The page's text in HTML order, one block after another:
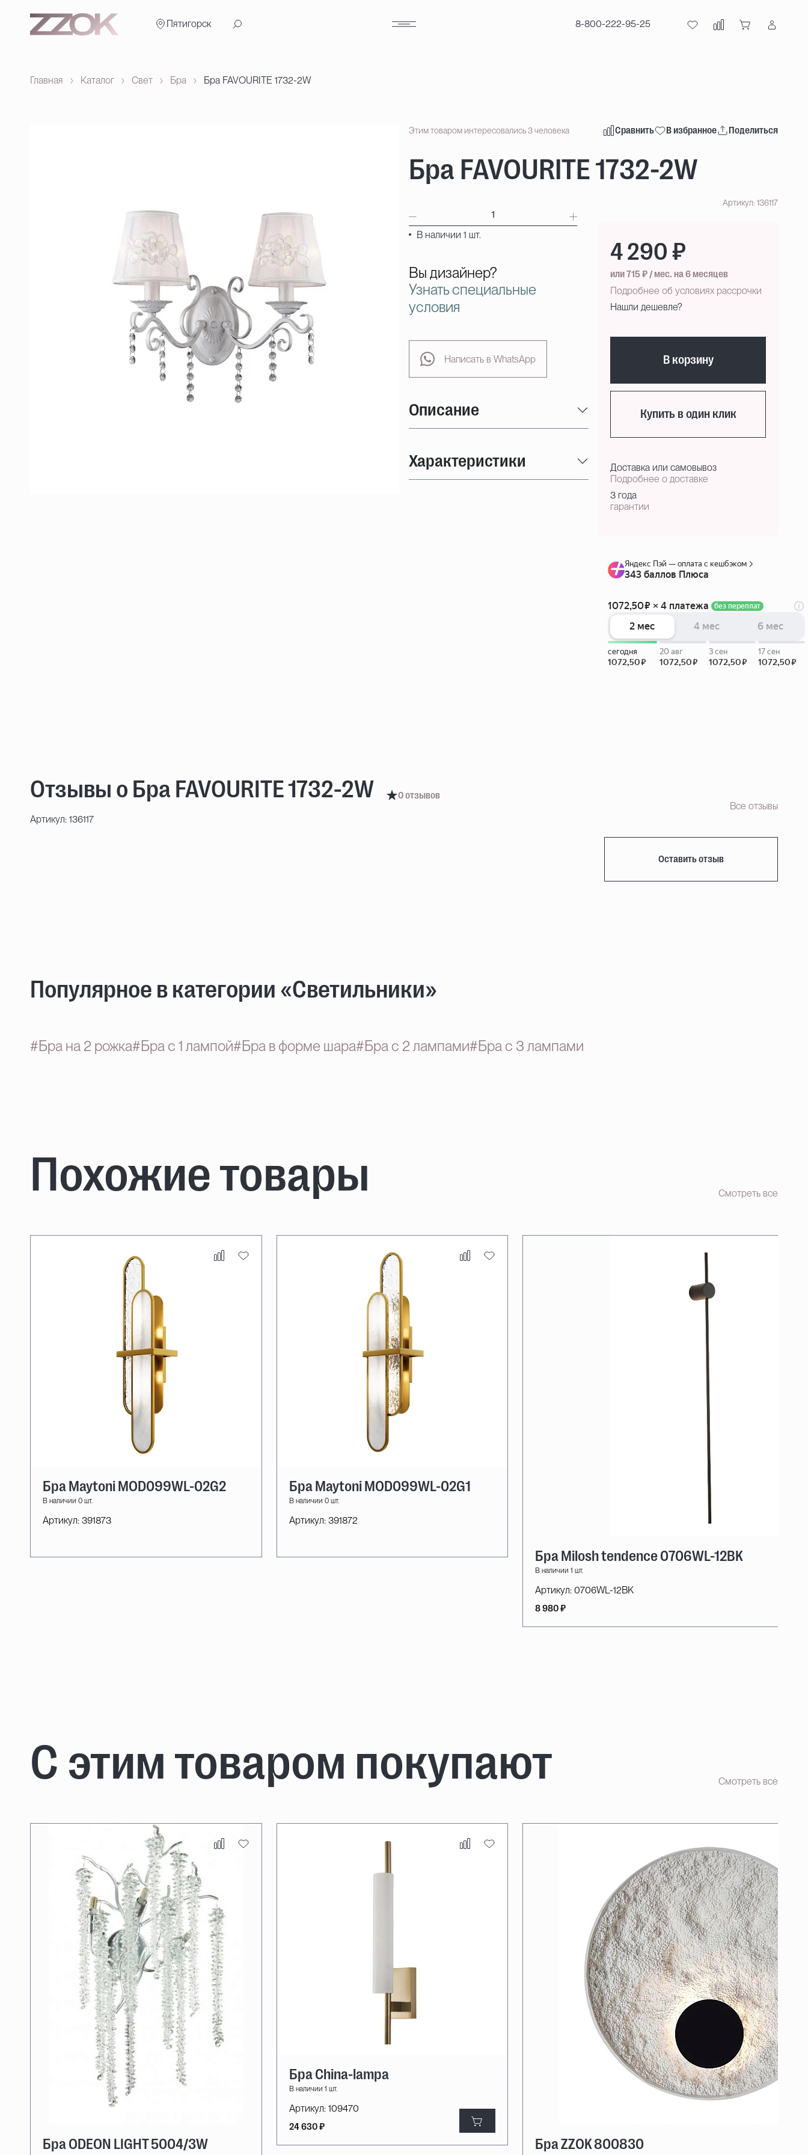
Пятигорск 8-800-222-95-25
Главная Каталог Свет Бра Бра FAVOURITE 1732-2W
Этим товаром интересовались 3 человека Сравнить В избранное Поделиться
Бра FAVOURITE 1732-2W
В наличии 1 шт.
Вы дизайнер?
Узнать специальные
условия
Написать в WhatsApp
Описание
Характеристики
Артикул: 136117
4 290 ₽
или 715 ₽ / мес. на 6 месяцев
Подробнее об условиях рассрочки
Нашли дешевле?
В корзину
Купить в один клик
Доставка или самовывоз
Подробнее о доставке
3 года
гарантии
Отзывы о Бра FAVOURITE 1732-2W 0 отзывов
Все отзывы
Артикул: 136117
Оставить отзыв
Популярное в категории «Светильники»
#Бра на 2 рожка#Бра с 1 лампой#Бра в форме шара#Бра с 2 лампами#Бра с 3 лампами
Похожие товары Смотреть все
Бра Maytoni MOD099WL-02G2
В наличии 0 шт.
Артикул: 391873
Бра Maytoni MOD099WL-02G1
В наличии 0 шт.
Артикул:391872
Бра Milosh tendence 0706WL-12BK
В наличии 1 шт.
Артикул: 0706WL-12BK
8 980 ₽
С этим товаром покупают Смотреть все
Бра ODEON LIGHT 5004/3W
Бра Сhina-lampa
В наличии 1 шт.
Артикул:109470
24 630 ₽
Бра ZZOK 800830